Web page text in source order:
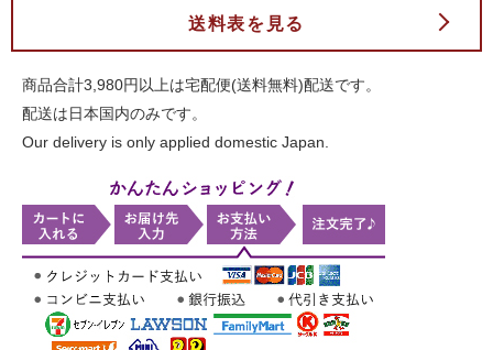
送料表を見る
商品合計3,980円以上は宅配便(送料無料)配送です。
配送は日本国内のみです。
Our delivery is only applied domestic Japan.